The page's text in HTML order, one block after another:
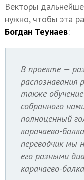
Векторы
нужно, чтобы эта
Богдан Теунаев:
В проекте —
распознавания
также
собранного
полноценный
карачаево-
переводчик мы
его разными
карачаево-